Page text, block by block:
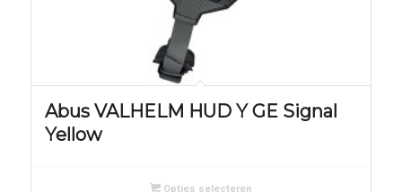
Abus VALHELM HUD Y GE Signal
Yellow
Opties selecteren